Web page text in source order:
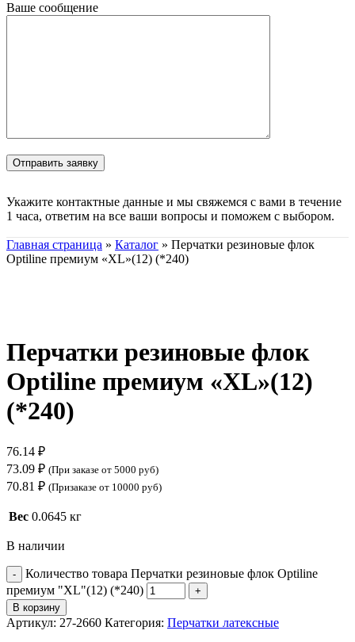
Ваше сообщение
Укажите контактные данные и мы свяжемся с вами в течение
1 часа, ответим на все ваши вопросы и поможем с выбором.
Главная страница » Каталог » Перчатки резиновые флок
Optiline премиум «XL»(12) (*240)
Перчатки резиновые флок
Optiline премиум «XL»(12)
(*240)
76.14 ₽
73.09 ₽ (При заказе от 5000 руб)
70.81 ₽ (Призаказе от 10000 руб)
Вес 0.0645 кг
В наличии
Количество товара Перчатки резиновые флок Optiline
премиум "XL"(12) (*240)
В корзину
Артикул: 27-2660 Категория: Перчатки латексные